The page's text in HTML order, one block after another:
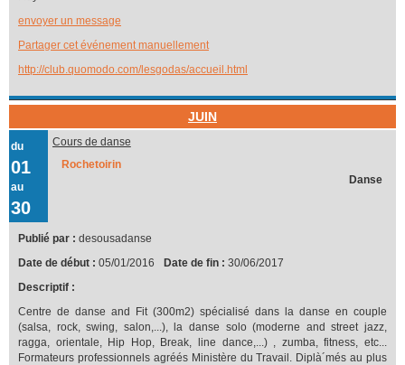
envoyer un message
Partager cet événement manuellement
http://club.quomodo.com/lesgodas/accueil.html
JUIN
du
01
au
30
Cours de danse
Rochetoirin
Danse
Publié par : desousadanse
Date de début : 05/01/2016 Date de fin : 30/06/2017
Descriptif :
Centre de danse and Fit (300m2) spécialisé dans la danse en couple
(salsa, rock, swing, salon,...), la danse solo (moderne and street jazz,
ragga, orientale, Hip Hop, Break, line dance,...) , zumba, fitness, etc...
Formateurs professionnels agréés Ministère du Travail. Diplà´més au plus